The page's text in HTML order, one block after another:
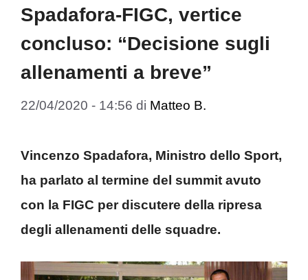
Spadafora-FIGC, vertice
concluso: “Decisione sugli
allenamenti a breve”
22/04/2020 - 14:56 di Matteo B.
Vincenzo Spadafora, Ministro dello Sport,
ha parlato al termine del summit avuto
con la FIGC per discutere della ripresa
degli allenamenti delle squadre.